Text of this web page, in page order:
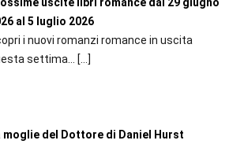
al 5 luglio 2026
i nuovi romanzi romance in uscita
settima...
[…]
moglie del Dottore di Daniel Hurst